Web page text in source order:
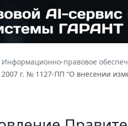
Информационно-правовое
г. № 1127-ПП “О внесении